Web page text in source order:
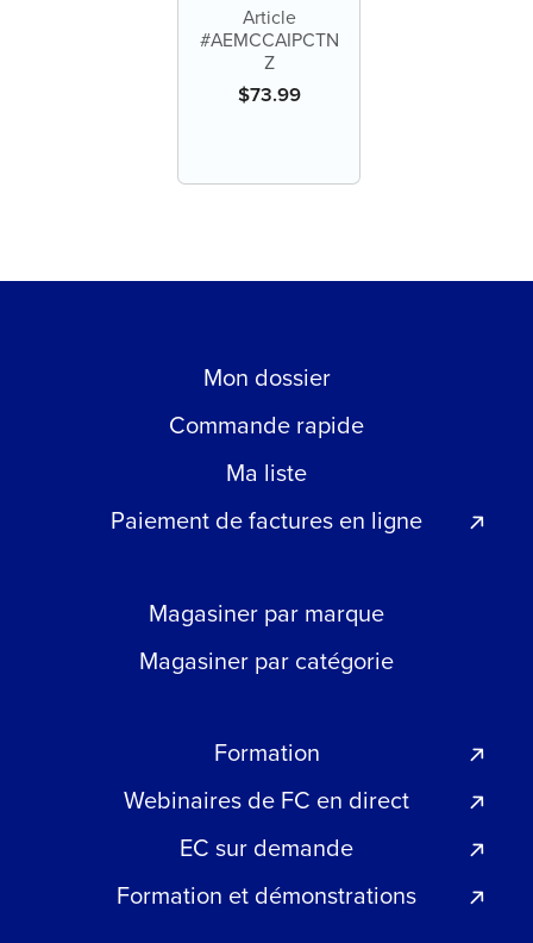
Article
#AEMCCAIPCTN
Z
$73.99
Mon dossier
Commande rapide
Ma liste
Paiement de factures en ligne
Magasiner par marque
Magasiner par catégorie
Formation
Webinaires de FC en direct
EC sur demande
Formation et démonstrations